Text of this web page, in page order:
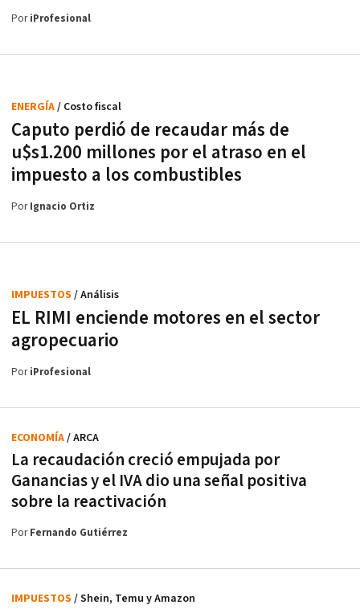
PoriProfesional
Caputo perdió de recaudar más de
u$s1.200 millones por el atraso en el
impuesto a los combustibles
ENERGÍA/ Costo fiscal
PorIgnacio Ortiz
EL RIMI enciende motores en el sector
agropecuario
IMPUESTOS / Análisis
PoriProfesional
La recaudación creció empujada por
Ganancias y el IVA dio una señal positiva
sobre la reactivación
ECONOMÍA/ ARCA
PorFernando Gutiérrez
IMPUESTOS / Shein, Temu y Amazon